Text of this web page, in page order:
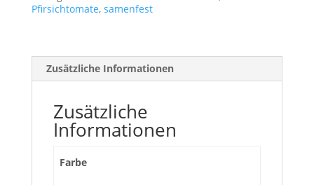
Pfirsichtomate, samenfest
Zusätzliche Informationen
Zusätzliche
Informationen
Farbe